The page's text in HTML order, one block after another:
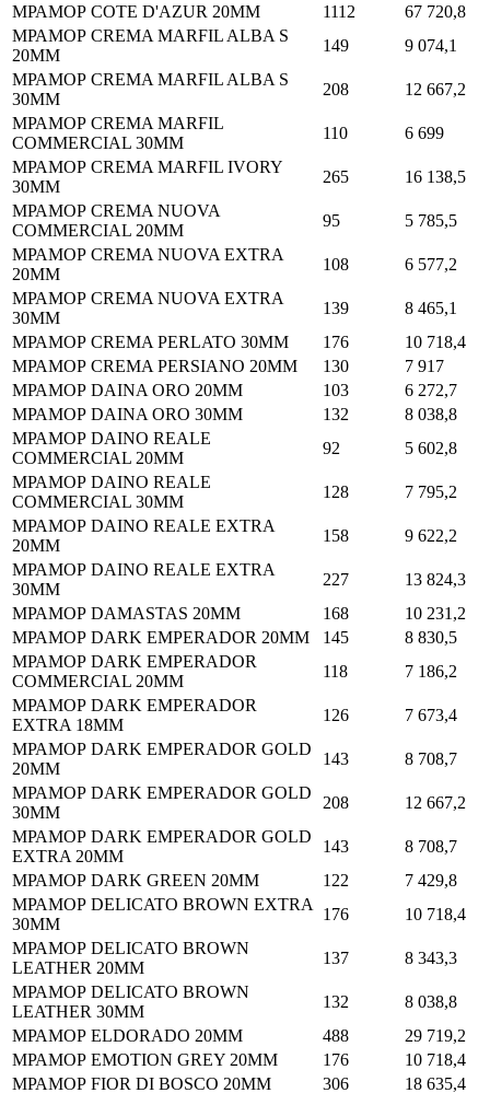
МРАМОР COTE D'AZUR 20MM
1112
67 720,8
МРАМОР CREMA MARFIL ALBA S
20MM
149
9 074,1
МРАМОР CREMA MARFIL ALBA S
30MM
208
12 667,2
МРАМОР CREMA MARFIL
COMMERCIAL 30MM
110
6 699
МРАМОР CREMA MARFIL IVORY
30MM
265
16 138,5
МРАМОР CREMA NUOVA
COMMERCIAL 20MM
95
5 785,5
МРАМОР CREMA NUOVA EXTRA
20MM
108
6 577,2
МРАМОР CREMA NUOVA EXTRA
30MM
139
8 465,1
МРАМОР CREMA PERLATO 30MM
176
10 718,4
МРАМОР CREMA PERSIANO 20MM
130
7 917
МРАМОР DAINA ORO 20MM
103
6 272,7
МРАМОР DAINA ORO 30MM
132
8 038,8
МРАМОР DAINO REALE
COMMERCIAL 20MM
92
5 602,8
МРАМОР DAINO REALE
COMMERCIAL 30MM
128
7 795,2
МРАМОР DAINO REALE EXTRA
20MM
158
9 622,2
МРАМОР DAINO REALE EXTRA
30MM
227
13 824,3
МРАМОР DAMASTAS 20MM
168
10 231,2
МРАМОР DARK EMPERADOR 20MM
145
8 830,5
МРАМОР DARK EMPERADOR
COMMERCIAL 20MM
118
7 186,2
МРАМОР DARK EMPERADOR
EXTRA 18MM
126
7 673,4
МРАМОР DARK EMPERADOR GOLD
20MM
143
8 708,7
МРАМОР DARK EMPERADOR GOLD
30MM
208
12 667,2
МРАМОР DARK EMPERADOR GOLD
EXTRA 20MM
143
8 708,7
МРАМОР DARK GREEN 20MM
122
7 429,8
МРАМОР DELICATO BROWN EXTRA
30MM
176
10 718,4
МРАМОР DELICATO BROWN
LEATHER 20MM
137
8 343,3
МРАМОР DELICATO BROWN
LEATHER 30MM
132
8 038,8
МРАМОР ELDORADO 20MM
488
29 719,2
МРАМОР EMOTION GREY 20MM
176
10 718,4
МРАМОР FIOR DI BOSCO 20MM
306 18 635,4